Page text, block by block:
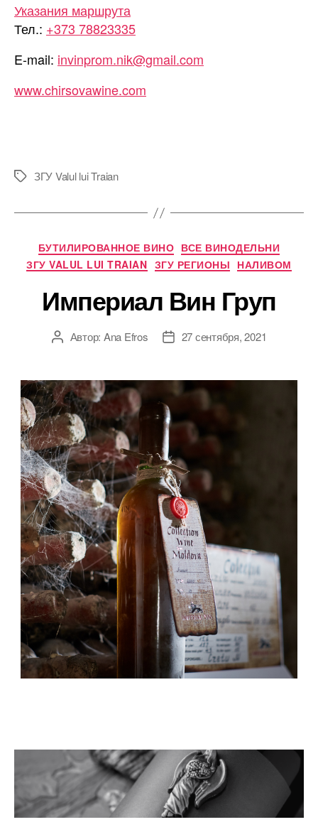
Указания маршрута
Тел.: +373 78823335
E-mail: invinprom.nik@gmail.com
www.chirsovawine.com
МеткиЗГУ Valul lui Traian
Рубрики
БУТИЛИРОВАННОЕ ВИНО ВСЕ ВИНОДЕЛЬНИ
ЗГУ VALUL LUI TRAIAN ЗГУ РЕГИОНЫ НАЛИВОМ
Империал Вин Груп
АвторАвтор: Ana Efros
Дата27 сентября, 2021